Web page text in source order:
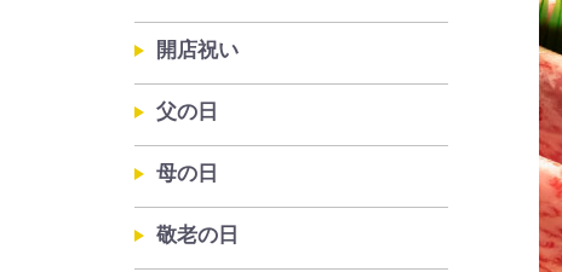
開店祝い
父の日
母の日
敬老の日